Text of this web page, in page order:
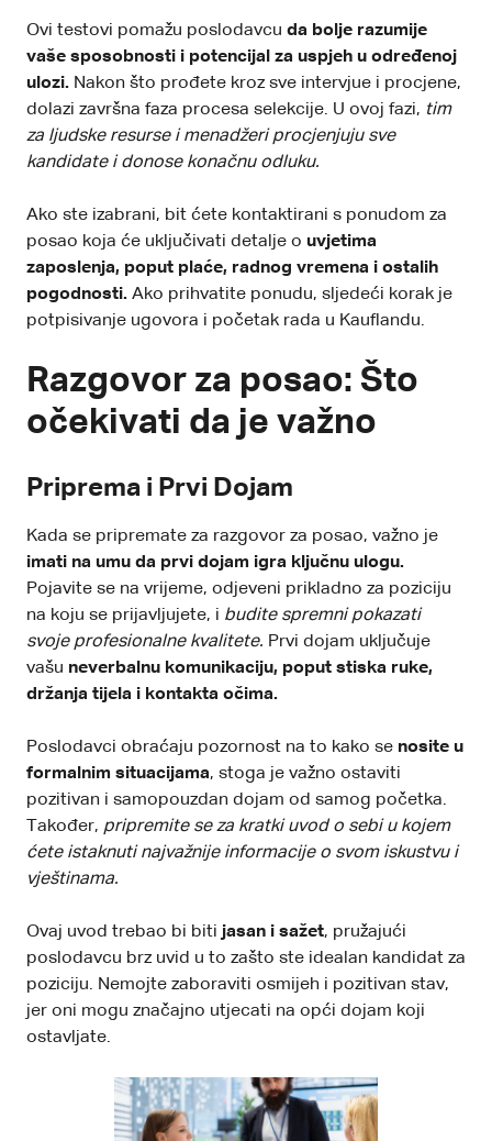
Ovi testovi pomažu poslodavcu da bolje razumije
vaše sposobnosti i potencijal za uspjeh u određenoj
ulozi. Nakon što prođete kroz sve intervjue i procjene,
dolazi završna faza procesa selekcije. U ovoj fazi, tim
za ljudske resurse i menadžeri procjenjuju sve
kandidate i donose konačnu odluku.
Ako ste izabrani, bit ćete kontaktirani s ponudom za
posao koja će uključivati detalje o uvjetima
zaposlenja, poput plaće, radnog vremena i ostalih
pogodnosti. Ako prihvatite ponudu, sljedeći korak je
potpisivanje ugovora i početak rada u Kauflandu.
Razgovor za posao: Što
očekivati da je važno
Priprema i Prvi Dojam
Kada se pripremate za razgovor za posao, važno je
imati na umu da prvi dojam igra ključnu ulogu.
Pojavite se na vrijeme, odjeveni prikladno za poziciju
na koju se prijavljujete, i budite spremni pokazati
svoje profesionalne kvalitete. Prvi dojam uključuje
vašu neverbalnu komunikaciju, poput stiska ruke,
držanja tijela i kontakta očima.
Poslodavci obraćaju pozornost na to kako se nosite u
formalnim situacijama, stoga je važno ostaviti
pozitivan i samopouzdan dojam od samog početka.
Također, pripremite se za kratki uvod o sebi u kojem
ćete istaknuti najvažnije informacije o svom iskustvu i
vještinama.
Ovaj uvod trebao bi biti jasan i sažet, pružajući
poslodavcu brz uvid u to zašto ste idealan kandidat za
poziciju. Nemojte zaboraviti osmijeh i pozitivan stav,
jer oni mogu značajno utjecati na opći dojam koji
ostavljate.